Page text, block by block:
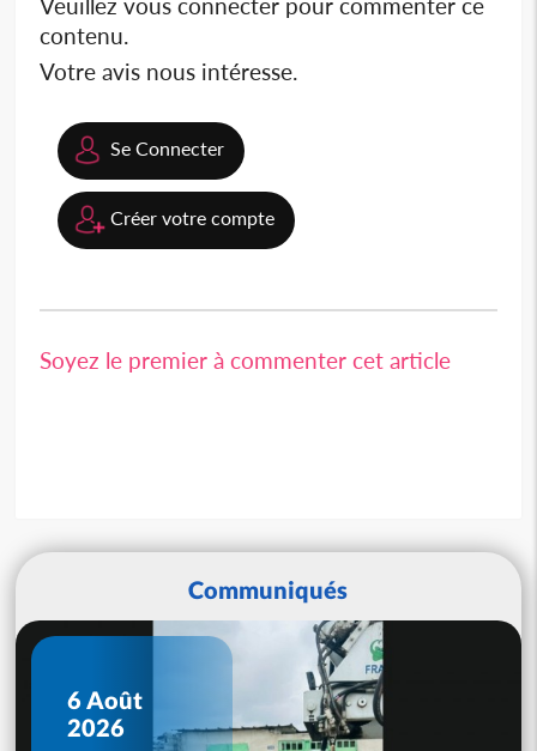
Veuillez vous connecter pour commenter ce
contenu.
Votre avis nous intéresse.
Se Connecter
Créer votre compte
Soyez le premier à commenter cet article
Communiqués
6 Août
2026